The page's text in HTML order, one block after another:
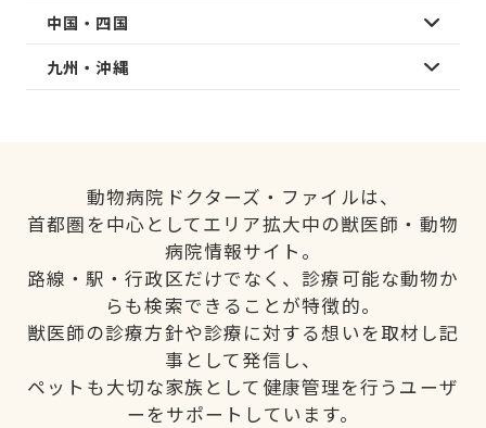
中国・四国
九州・沖縄
動物病院ドクターズ・ファイルは、
首都圏を中心としてエリア拡大中の獣医師・動物
病院情報サイト。
路線・駅・行政区だけでなく、診療可能な動物か
らも検索できることが特徴的。
獣医師の診療方針や診療に対する想いを取材し記
事として発信し、
ペットも大切な家族として健康管理を行うユーザ
ーをサポートしています。